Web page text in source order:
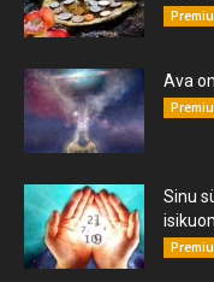
Ava
Sinu